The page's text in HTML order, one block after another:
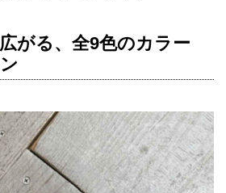
がる、全9色のカラー